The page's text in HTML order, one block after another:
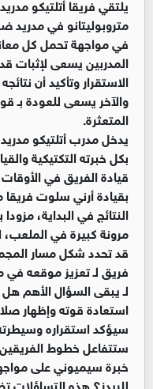
يلتقي فريقا أتلتيكو
متروبوليتانو في مدريد
في مواجهة تحمل كل
المدربين يسعى لإثبات
الاستقرار وتأكيد أن
والآخر يسعى للعودة بـ
المتعثرة.
يدخل مدرب أتلتيكو
بكل خبرته التكتيكية
قيادة الفريق في
بقيادة أرني سلوت
النتائج في البداية،
مرونة كبيرة في الملعب،
قد تحدد شكل مسار
فريق لـ تعزيز موقعه في
لـ يبقى السؤال الأهم
استعادة قوته وإظهار
سيؤكد استقراره
ستتفاعل خطوط
خبرة سيميوني على
للريدز؟ هذه التساؤلات